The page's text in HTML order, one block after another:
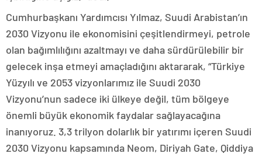
Cumhurbaşkanı Yardımcısı Yılmaz, Suudi Arabistan’ın
2030 Vizyonu ile ekonomisini çeşitlendirmeyi, petrole
olan bağımlılığını azaltmayı ve daha sürdürülebilir bir
gelecek inşa etmeyi amaçladığını aktararak, “Türkiye
Yüzyılı ve 2053 vizyonlarımız ile Suudi 2030
Vizyonu’nun sadece iki ülkeye değil, tüm bölgeye
önemli büyük ekonomik faydalar sağlayacağına
inanıyoruz. 3,3 trilyon dolarlık bir yatırımı içeren Suudi
2030 Vizyonu kapsamında Neom, Diriyah Gate, Qiddiya